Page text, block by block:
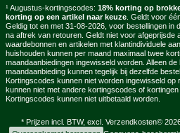
¹ Augustus-kortingscodes: 18% korting op
korting op een artikel naar keuze . Geldt voor
Geldig tot en met 31-08-2026, voor bestellingen in
na aftrek van retouren. Geldt niet voor afgeprijsde
waardebonnen en artikelen met klantindividuele
huishouden kunnen per maand maximaal twee
maandaanbiedingen ingewisseld worden. Alleen
maandaanbieding kunnen tegelijk bij dezelfde
Kortingscodes kunnen niet worden ingewisseld op
kunnen niet met andere kortingscodes of kortingen
Kortingscodes kunnen niet uitbetaald worden.
* Prijzen incl. BTW, excl. Verzendkosten©